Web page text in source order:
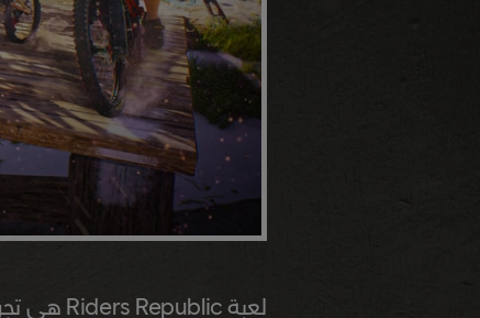
لعبة Riders Republic هي تجربة اجتماعية حقيقية تتميز بمجموعة من الأطوار متعددة اللاعبين التي تتضمن: